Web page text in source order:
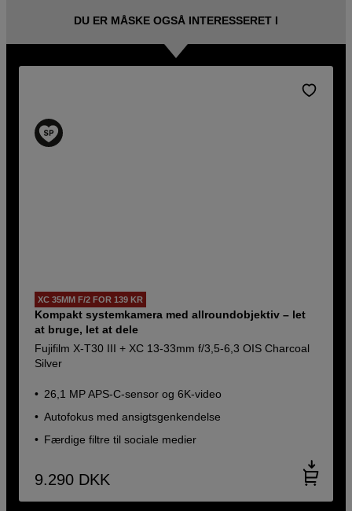
DU ER MÅSKE OGSÅ INTERESSERET I
XC 35MM F/2 FOR 139 KR
Kompakt systemkamera med allroundobjektiv – let
at bruge, let at dele
Fujifilm X-T30 III + XC 13-33mm f/3,5-6,3 OIS Charcoal
Silver
26,1 MP APS-C-sensor og 6K-video
Autofokus med ansigtsgenkendelse
Færdige filtre til sociale medier
9.290 DKK